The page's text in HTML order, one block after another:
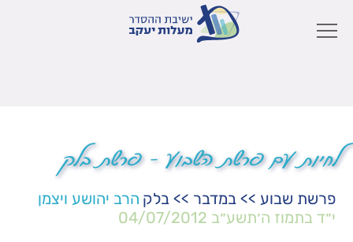
לחיות עם פרשת השבוע – פרשת בלק
פרשת שבוע >> במדבר >> בלק הרב יהושע ויצמן
י״ד בתמוז ה׳תשע״ב 04/07/2012